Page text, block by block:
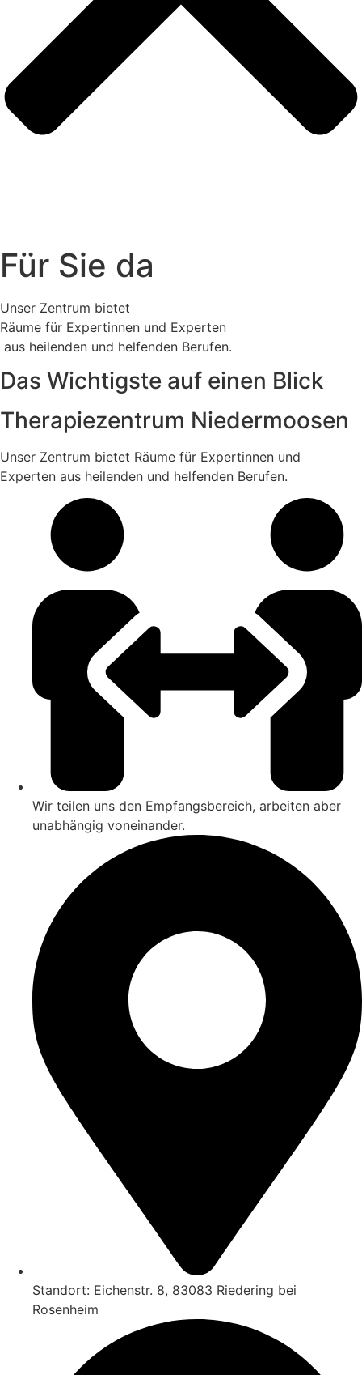
Für Sie da
Unser Zentrum bietet
Räume für Expertinnen und Experten
aus heilenden und helfenden Berufen.
Das Wichtigste auf einen Blick
Therapiezentrum Niedermoosen
Unser Zentrum bietet Räume für Expertinnen und
Experten aus heilenden und helfenden Berufen.
Wir teilen uns den Empfangsbereich, arbeiten aber
unabhängig voneinander.
Standort: Eichenstr. 8, 83083 Riedering bei
Rosenheim